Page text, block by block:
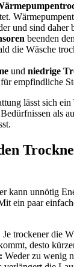
und sind daher
beenden
die Wäsche
und niedrige
empfindliche
lässt sich
als
kann unnötig
ein paar
Je trockener die
desto
Weder zu wenig